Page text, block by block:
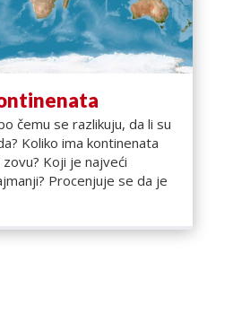
čemu se razlikuju, da li su
Koliko ima kontinenata
Koji je najveći
Procenjuje se da je